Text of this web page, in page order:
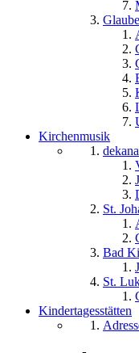
Kirchenmusik
St.
Bad
St.
Kindertagesstätten